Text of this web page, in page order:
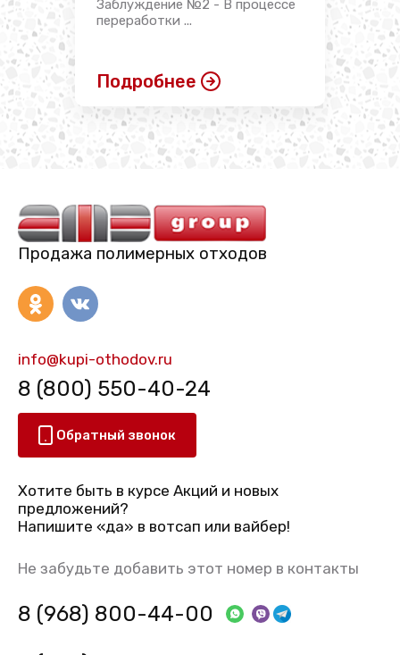
Заблуждение №2 - В процессе
переработки ...
Подробнее
Продажа полимерных отходов
info@kupi-othodov.ru
8 (800) 550-40-24
Обратный звонок
Хотите быть в курсе Акций и новых
предложений?
Напишите «да» в вотсап или вайбер!
Не забудьте добавить этот номер в контакты
8 (968) 800-44-00